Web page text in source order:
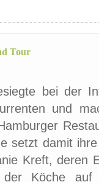
Tour
bei der
und
setzt damit
Kreft, deren
Köche